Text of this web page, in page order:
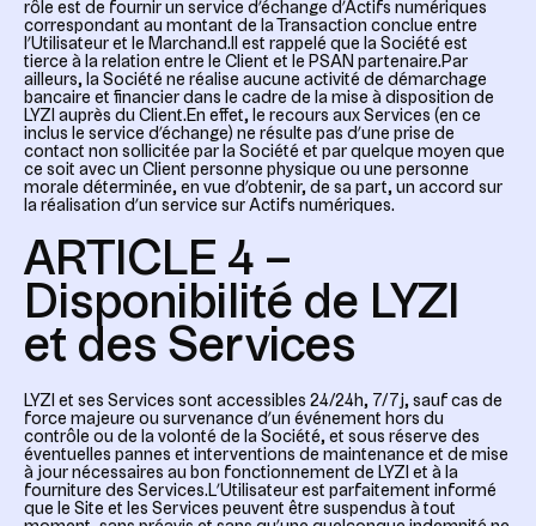
rôle est de fournir un service d’échange d’Actifs numériques
correspondant au montant de la Transaction conclue entre
l’Utilisateur et le Marchand.Il est rappelé que la Société est
tierce à la relation entre le Client et le PSAN partenaire.Par
ailleurs, la Société ne réalise aucune activité de démarchage
bancaire et financier dans le cadre de la mise à disposition de
LYZI auprès du Client.En effet, le recours aux Services (en ce
inclus le service d’échange) ne résulte pas d’une prise de
contact non sollicitée par la Société et par quelque moyen que
ce soit avec un Client personne physique ou une personne
morale déterminée, en vue d’obtenir, de sa part, un accord sur
la réalisation d’un service sur Actifs numériques.
ARTICLE 4 –
Disponibilité de LYZI
et des Services
LYZI et ses Services sont accessibles 24/24h, 7/7j, sauf cas de
force majeure ou survenance d’un événement hors du
contrôle ou de la volonté de la Société, et sous réserve des
éventuelles pannes et interventions de maintenance et de mise
à jour nécessaires au bon fonctionnement de LYZI et à la
fourniture des Services.L’Utilisateur est parfaitement informé
que le Site et les Services peuvent être suspendus à tout